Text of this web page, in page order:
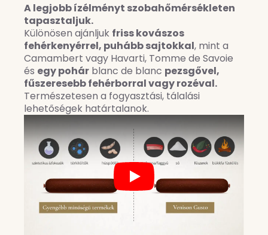
A legjobb ízélményt szobahőmérsékleten
tapasztaljuk.
Különösen ajánljuk friss kovászos
fehérkenyérrel, puhább sajtokkal, mint a
Camambert vagy Havarti, Tomme de Savoie
és egy pohár blanc de blanc pezsgővel,
fűszeresebb fehérborral vagy rozéval.
Természetesen a fogyasztási, tálalási
lehetőségek határtalanok.
Play